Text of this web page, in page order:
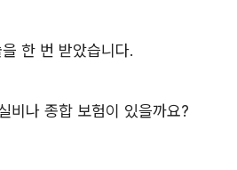
한 번 받았습니다.
비나 종합 보험이 있을까요?